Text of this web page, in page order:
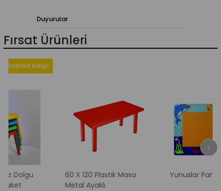
Duyurular
Fırsat Ürünleri
Kargo
60 X 120 Plastik Masa
Metal Ayaklı
Yunuslar Pano